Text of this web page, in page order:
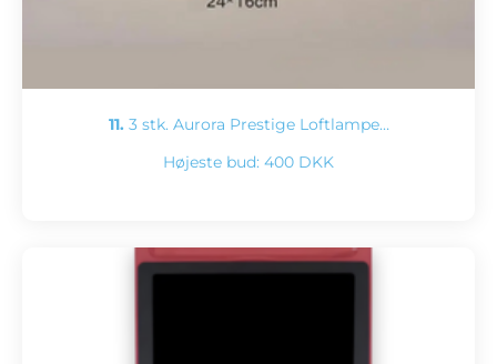
11. 3 stk. Aurora Prestige Loftlampe…
Højeste bud: 400 DKK